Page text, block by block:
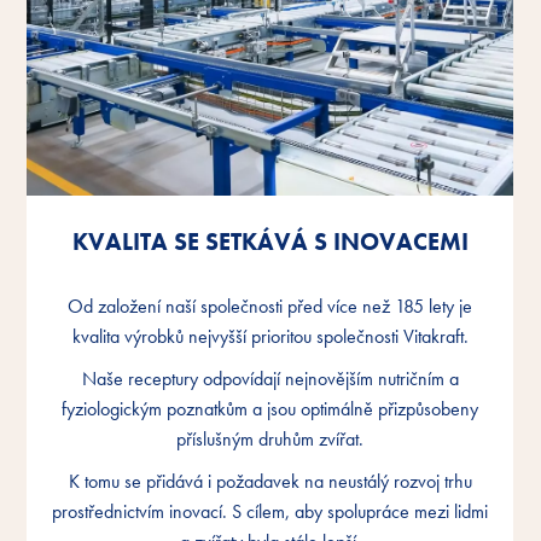
KVALITA SE SETKÁVÁ S INOVACEMI
Od založení naší společnosti před více než 185 lety je
kvalita výrobků nejvyšší prioritou společnosti Vitakraft.
Naše receptury odpovídají nejnovějším nutričním a
fyziologickým poznatkům a jsou optimálně přizpůsobeny
příslušným druhům zvířat.
K tomu se přidává i požadavek na neustálý rozvoj trhu
prostřednictvím inovací. S cílem, aby spolupráce mezi lidmi
KVALITA SE SETKÁVÁ S INOVACEMI
Od založení naší společnosti před více než 185 lety je
kvalita výrobků nejvyšší prioritou společnosti Vitakraft.
Naše receptury odpovídají nejnovějším nutričním a
fyziologickým poznatkům a jsou optimálně přizpůsobeny
příslušným druhům zvířat.
K tomu se přidává i požadavek na neustálý rozvoj trhu
prostřednictvím inovací. S cílem, aby spolupráce mezi lidmi
KVALITA SE SETKÁVÁ S INOVACEMI
Od založení naší společnosti před více než 185 lety je
kvalita výrobků nejvyšší prioritou společnosti Vitakraft.
Naše receptury odpovídají nejnovějším nutričním a
fyziologickým poznatkům a jsou optimálně přizpůsobeny
příslušným druhům zvířat.
K tomu se přidává i požadavek na neustálý rozvoj trhu
prostřednictvím inovací. S cílem, aby spolupráce mezi lidmi